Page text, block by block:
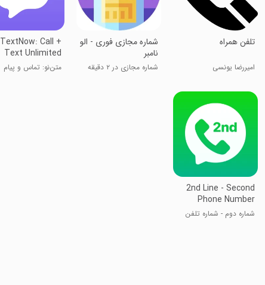
تلفن همراه
امیررضا یونسی
شماره مجازی فوری - الو
نامبر
شماره مجازی در ۲ دقیقه
TextNow: Call +
Text Unlimited
متن‌نو: تماس و پیام
2nd Line - Second
Phone Number
شماره دوم - شماره تلفن